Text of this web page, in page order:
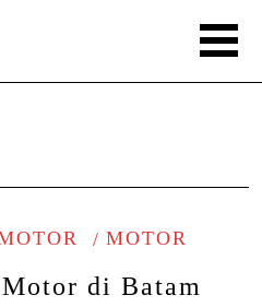
MOTOR
di Batam